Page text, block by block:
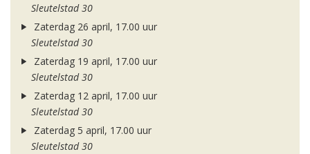
Sleutelstad 30
Zaterdag 26 april, 17.00 uur
Sleutelstad 30
Zaterdag 19 april, 17.00 uur
Sleutelstad 30
Zaterdag 12 april, 17.00 uur
Sleutelstad 30
Zaterdag 5 april, 17.00 uur
Sleutelstad 30